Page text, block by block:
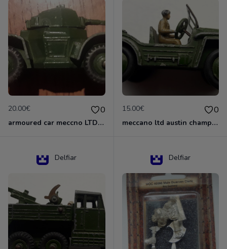
20.00€ 0
armoured car meccno LTD N°670
15.00€ 0
meccano ltd austin champ N°674
Delfiar Delfiar